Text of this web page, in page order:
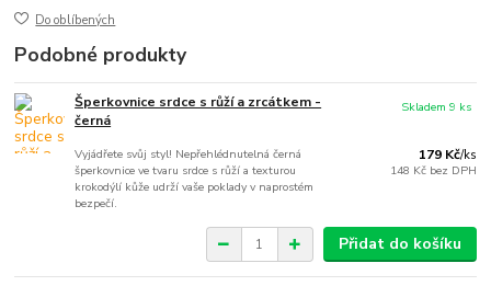
Do oblíbených
Podobné produkty
Šperkovnice srdce s růží a zrcátkem -
černá
Vyjádřete svůj styl! Nepřehlédnutelná černá
šperkovnice ve tvaru srdce s růží a texturou
krokodýlí kůže udrží vaše poklady v naprostém
bezpečí.
179 Kč/ks
148 Kč bez DPH
Skladem 9 ks
Přidat do košíku